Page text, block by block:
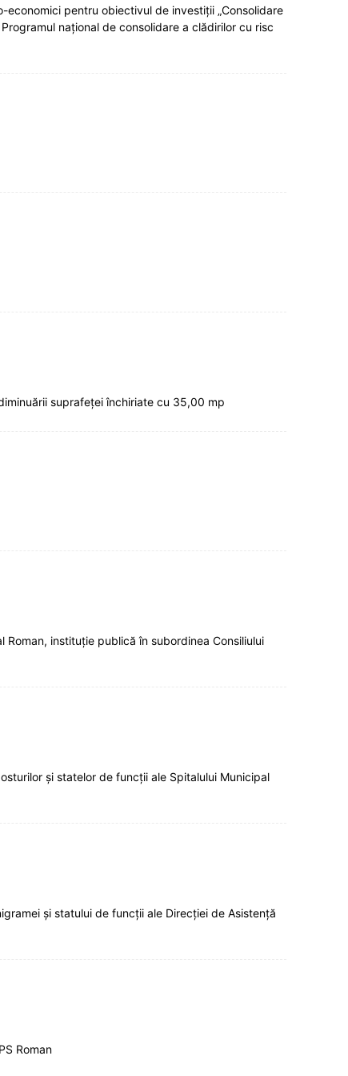
pentru obiectivul de investiții „Consolidare
național de consolidare a clădirilor cu risc
suprafeței închiriate cu 35,00 mp
Roman, instituţie publică în subordinea Consiliului
şi statelor de funcţii ale Spitalului Municipal
și statului de funcții ale Direcției de Asistență
Roman